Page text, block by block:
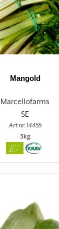
Mangold
Marcellofarms
SE
Art nr. 14455
3kg